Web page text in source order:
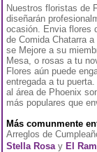
Nuestros floristas de
diseñarán
ocasión. Envia flores
de Comida Chatarra
se Mejore a su
Mesa, o rosas a tu
Flores aún puede
entregada a tu
al área de Phoenix
más populares que
Más comunmente
Arreglos de
Stella Rosa yEl